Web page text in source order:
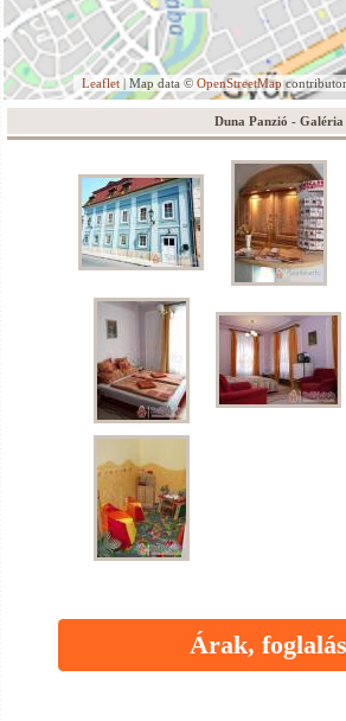
Leaflet | Map data © OpenStreetMap
Duna Panzió - Galéria
Árak,